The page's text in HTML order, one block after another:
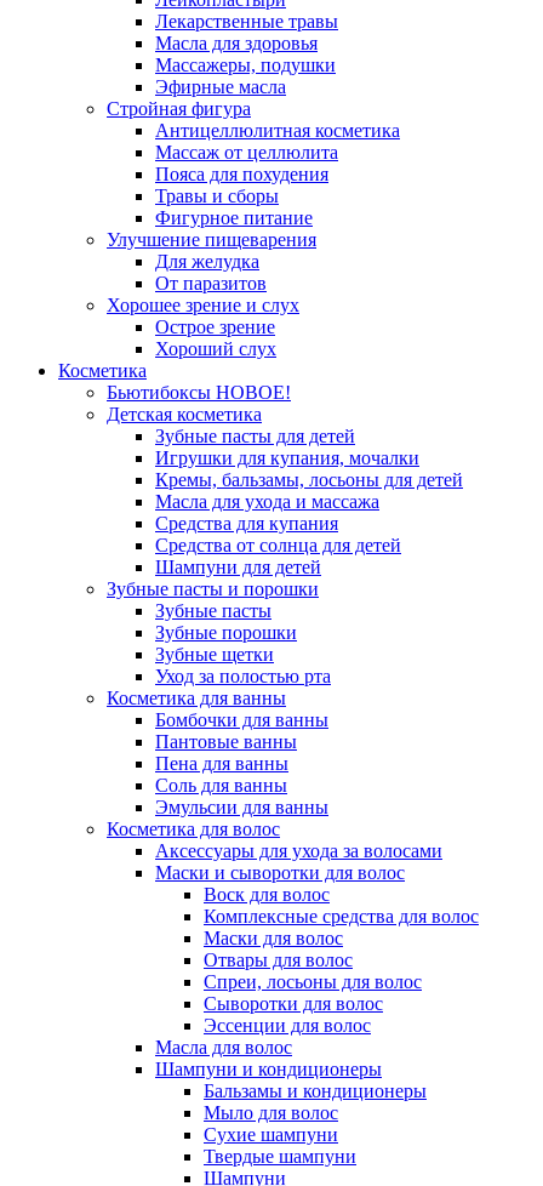
Лекарственные травы
Масла для здоровья
Массажеры, подушки
Эфирные масла
Стройная фигура
Антицеллюлитная косметика
Массаж от целлюлита
Пояса для похудения
Травы и сборы
Фигурное питание
Улучшение пищеварения
Для желудка
От паразитов
Хорошее зрение и слух
Острое зрение
Хороший слух
Косметика
Бьютибоксы НОВОЕ!
Детская косметика
Зубные пасты для детей
Игрушки для купания, мочалки
Кремы, бальзамы, лосьоны для детей
Масла для ухода и массажа
Средства для купания
Средства от солнца для детей
Шампуни для детей
Зубные пасты и порошки
Зубные пасты
Зубные порошки
Зубные щетки
Уход за полостью рта
Косметика для ванны
Бомбочки для ванны
Пантовые ванны
Пена для ванны
Соль для ванны
Эмульсии для ванны
Косметика для волос
Аксессуары для ухода за волосами
Маски и сыворотки для волос
Воск для волос
Комплексные средства для волос
Маски для волос
Отвары для волос
Спреи, лосьоны для волос
Сыворотки для волос
Эссенции для волос
Масла для волос
Шампуни и кондиционеры
Бальзамы и кондиционеры
Мыло для волос
Сухие шампуни
Твердые шампуни
Шампуни